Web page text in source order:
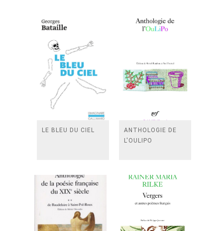
LE BLEU DU CIEL
ANTHOLOGIE DE
L'OULIPO